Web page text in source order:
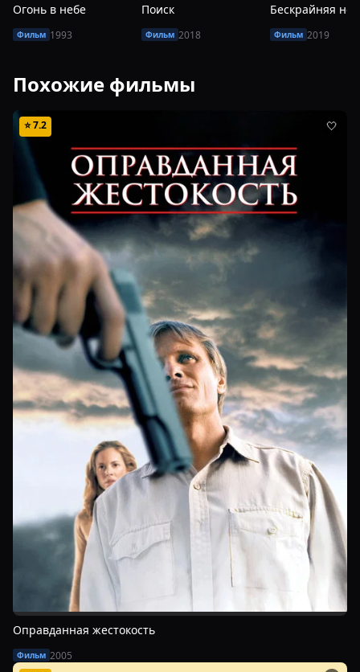
Огонь в небе
Фильм 1993
Поиск
Фильм 2018
Бескрайняя
Фильм 2019
Похожие фильмы
⭐7.2 🤍
Оправданная жестокость
Фильм 2005